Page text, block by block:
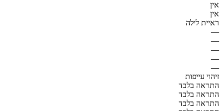
אין
אין
ראיית לילה
—
—
—
—
—
זיהוי עייפות
התראה בלבד
התראה בלבד
התראה בלבד